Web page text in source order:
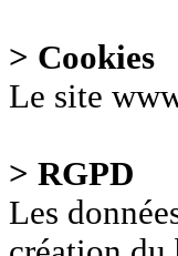
> Cookies
Le site
> RGPD
Les